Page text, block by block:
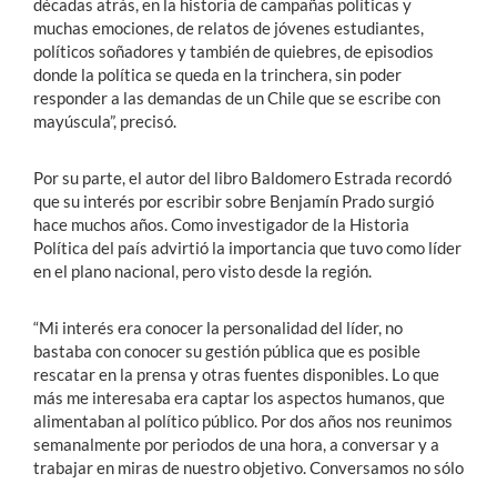
décadas atrás, en la historia de campañas políticas y
muchas emociones, de relatos de jóvenes estudiantes,
políticos soñadores y también de quiebres, de episodios
donde la política se queda en la trinchera, sin poder
responder a las demandas de un Chile que se escribe con
mayúscula”, precisó.
Por su parte, el autor del libro Baldomero Estrada recordó
que su interés por escribir sobre Benjamín Prado surgió
hace muchos años. Como investigador de la Historia
Política del país advirtió la importancia que tuvo como líder
en el plano nacional, pero visto desde la región.
“Mi interés era conocer la personalidad del líder, no
bastaba con conocer su gestión pública que es posible
rescatar en la prensa y otras fuentes disponibles. Lo que
más me interesaba era captar los aspectos humanos, que
alimentaban al político público. Por dos años nos reunimos
semanalmente por periodos de una hora, a conversar y a
trabajar en miras de nuestro objetivo. Conversamos no sólo